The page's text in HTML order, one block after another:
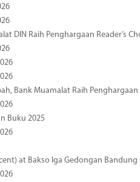
DIN Raih Penghargaan Reader’s
Bank Muamalat Raih
Buku 2025
at Bakso Iga Gedongan Bandung